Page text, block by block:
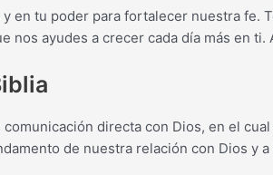
en tu poder para fortalecer nuestra fe.
nos ayudes a crecer cada día más en ti.
directa con Dios, en el
de nuestra relación con Dios y